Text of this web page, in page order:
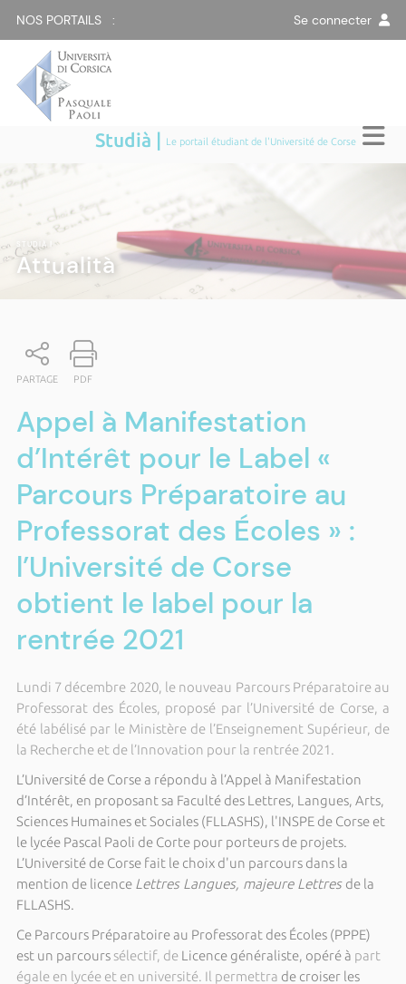
NOS PORTAILS : Se connecter
Studià | Le portail étudiant de l'Université de Corse
STUDIÀ
Attualità
PARTAGE PDF
Appel à Manifestation
d’Intérêt pour le Label «
Parcours Préparatoire au
Professorat des Écoles » :
l’Université de Corse
obtient le label pour la
rentrée 2021
Lundi 7 décembre 2020, le nouveau Parcours Préparatoire au
Professorat des Écoles, proposé par l’Université de Corse, a
été labélisé par le Ministère de l’Enseignement Supérieur, de
la Recherche et de l’Innovation pour la rentrée 2021.
L’Université de Corse a répondu à l’Appel à Manifestation
d’Intérêt, en proposant sa Faculté des Lettres, Langues, Arts,
Sciences Humaines et Sociales (FLLASHS), l'INSPE de Corse et
le lycée Pascal Paoli de Corte pour porteurs de projets.
L’Université de Corse fait le choix d'un parcours dans la
mention de licence Lettres­ Langues, majeure Lettres de la
FLLASHS.
Ce Parcours Préparatoire au Professorat des Écoles (PPPE)
est un parcours sélectif, de Licence généraliste, opéré à part
égale en lycée et en université. Il permettra de croiser les